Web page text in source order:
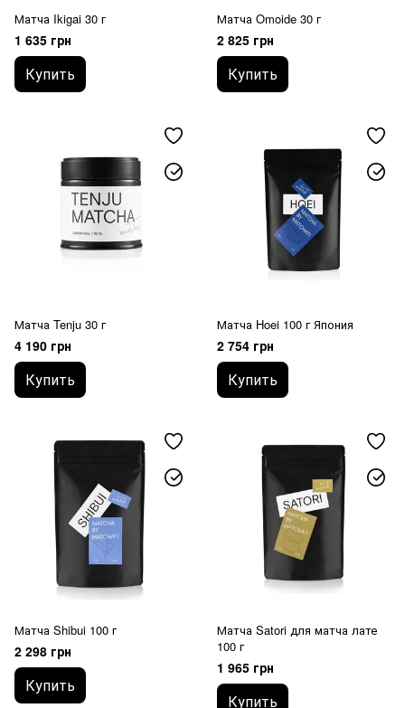
Матча Ikigai 30 г
1 635 грн
Купить
Матча Omoide 30 г
2 825 грн
Купить
Матча Tenju 30 г
4 190 грн
Купить
Матча Hoei 100 г Япония
2 754 грн
Купить
Матча Shibui 100 г
2 298 грн
Купить
Матча Satori для матча лате
100 г
1 965 грн
Купить